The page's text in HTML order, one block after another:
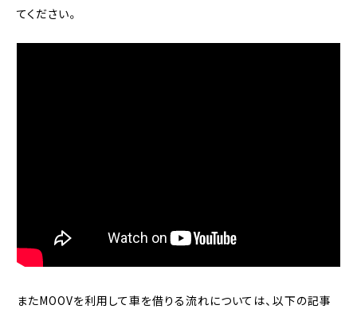
てください。
またMOOVを利用して車を借りる流れについては、以下の記事